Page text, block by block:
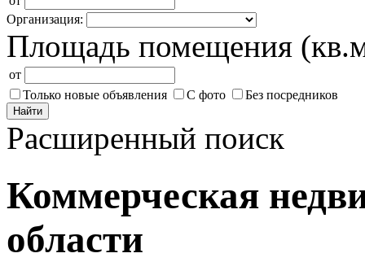
Организация:
Площадь помещения
от
Только новые объявления
С фото Без посредников
Найти
Расширенный поиск
Коммерческая
области